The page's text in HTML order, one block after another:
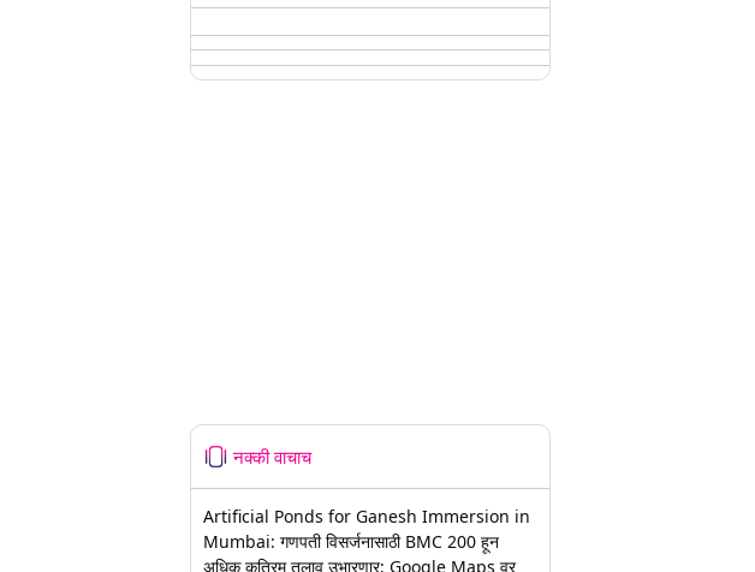
नक्की वाचाच
Artificial Ponds for Ganesh Immersion in
Mumbai: गणपती विसर्जनासाठी BMC 200 हून
अधिक कृत्रिम तलाव उभारणार; Google Maps वर